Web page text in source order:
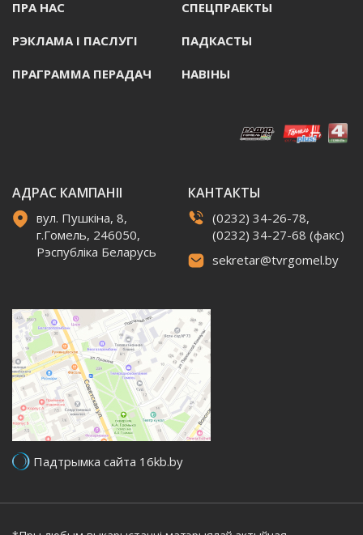
ПРА НАС СПЕЦПРАЕКТЫ
РЭКЛАМА I ПАСЛУГI ПАДКАСТЫ
ПРАГРАММА ПЕРАДАЧ НАВIНЫ
АДРАС КАМПАНІІ
вул. Пушкіна, 8,
г.Гомель, 246050,
Рэспубліка Беларусь
КАНТАКТЫ
(0232) 34-26-78,
(0232) 34-27-68 (факс)
sekretar@tvrgomel.by
Падтрымка сайта 16kb.by